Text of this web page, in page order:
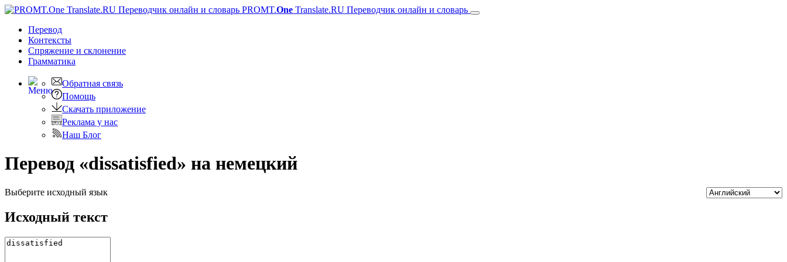
PROMT.One Translate.RU Переводчик онлайн и словарь
Перевод
Контексты
Спряжение и склонение
Грамматика
Обратная связь
Помощь
Скачать приложение
Реклама у нас
Наш Блог
Перевод «dissatisfied» на немецкий
Выберите исходный язык
Исходный текст